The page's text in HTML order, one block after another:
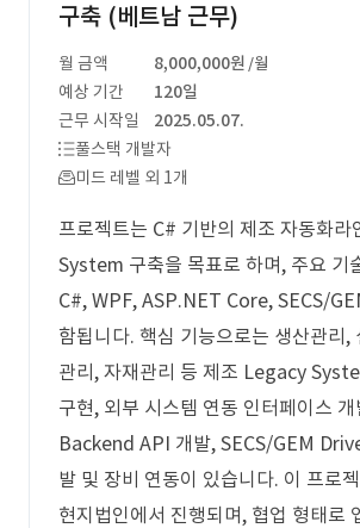
구축 (베트남 근무)
월 금액 8,000,000원 /월
예상 기간
120일
근무 시작일
2025.05.07.
풀스택 개발자
미드 레벨 외 1개
프로젝트는 C# 기반의 제조 자동화
System 구축을 목표로 하며, 주요 기
C#, WPF, ASP.NET Core, SECS/
함됩니다. 핵심 기능으로는 생산관리,
관리, 자재관리 등 제조 Legacy
구현, 외부 시스템 연동 인터페이스
Backend API 개발, SECS/GEM
발 및 장비 연동이 있습니다. 이 프로
현지법인에서 진행되며, 협업 형태로